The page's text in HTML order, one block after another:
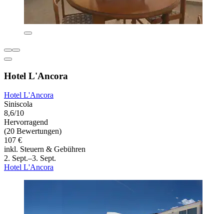
Hotel L'Ancora
Hotel L'Ancora
Siniscola
8,6/10
Hervorragend
(20 Bewertungen)
107 €
inkl. Steuern & Gebühren
2. Sept.–3. Sept.
Hotel L'Ancora